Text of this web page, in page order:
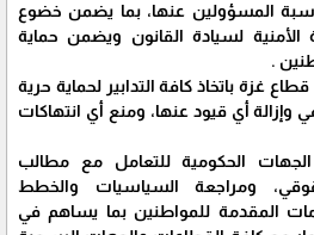
المسؤولين عنها، بما يضمن خضوع
لسيادة القانون ويضمن حماية
.
غزة باتخاذ كافة التدابير لحماية حرية
وإزالة أي قيود عنها، ومنع أي انتهاكات
الحكومية للتعامل مع مطالب
ومراجعة السياسيات والخطط
المقدمة للمواطنين بما يساهم في